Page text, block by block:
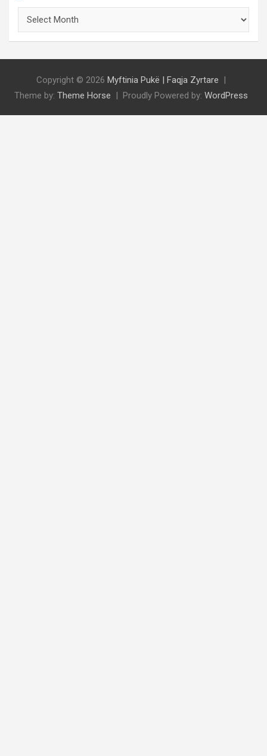
Copyright © 2026 Myftinia Pukë | Faqja Zyrtare
Theme by: Theme Horse Proudly Powered by: WordPress